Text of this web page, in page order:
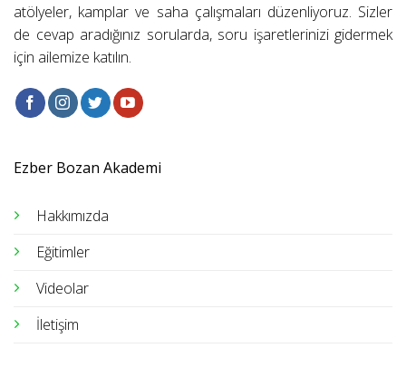
atölyeler, kamplar ve saha çalışmaları düzenliyoruz. Sizler
de cevap aradığınız sorularda, soru işaretlerinizi gidermek
için ailemize katılın.
Ezber Bozan Akademi
Hakkımızda
Eğitimler
Videolar
İletişim